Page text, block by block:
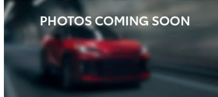
2025 Toyota Tundra Hybrid
Limited HV CrewMax Cab 4WD 19 781 km